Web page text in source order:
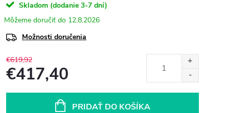
Skladom (dodanie 3-7 dní)
12.8.2026
Možnosti doručenia
€619,92
€417,40
PRIDAŤ DO KOŠÍKA